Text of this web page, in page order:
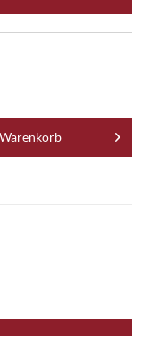
Warenkorb